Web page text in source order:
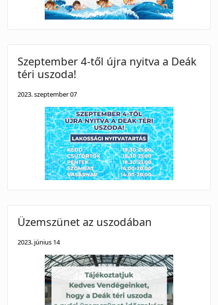
Szeptember 4-től újra nyitva a Deák
téri uszoda!
2023. szeptember 07
Üzemszünet az uszodában
2023. június 14